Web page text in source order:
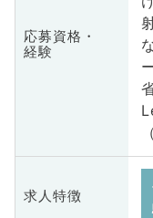
応募資格・
経験
求人特徴